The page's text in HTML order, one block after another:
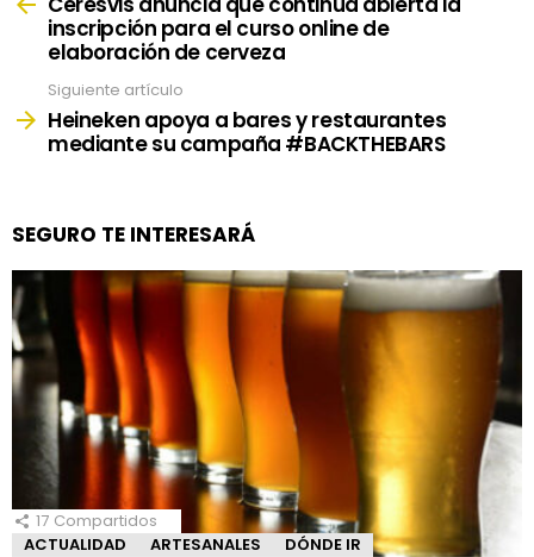
inscripción para el curso online de
elaboración de cerveza
Siguiente artículo
Heineken apoya a bares y restaurantes
mediante su campaña #BACKTHEBARS
SEGURO TE INTERESARÁ
17 Compartidos
ACTUALIDAD
ARTESANALES DÓNDE IR